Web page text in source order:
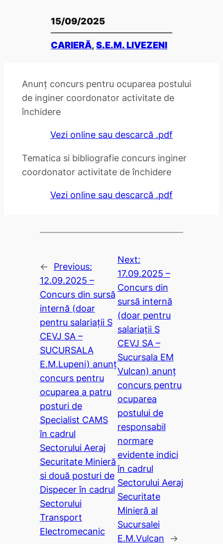
15/09/2025
CARIERĂ, S.E.M. LIVEZENI
Anunț concurs pentru ocuparea postului
de inginer coordonator activitate de
închidere
Vezi online sau descarcă .pdf
Tematica si bibliografie concurs inginer
coordonator activitate de închidere
Vezi online sau descarcă .pdf
←
Previous:
12.09.2025 –
Concurs din sursă
internă (doar
pentru salariații S
CEVJ SA –
SUCURSALA
E.M.Lupeni) anunț
concurs pentru
ocuparea a patru
posturi de
Specialist CAMS
în cadrul
Sectorului Aeraj
Securitate Minieră
si două posturi de
Dispecer în cadrul
Sectorului
Transport
Electromecanic
Next:
17.09.2025 –
Concurs din
sursă internă
(doar pentru
salariații S
CEVJ SA –
Sucursala EM
Vulcan) anunț
concurs pentru
ocuparea
postului de
responsabil
normare
evidente indici
în cadrul
Sectorului Aeraj
Securitate
Minieră al
Sucursalei
E.M.Vulcan
→